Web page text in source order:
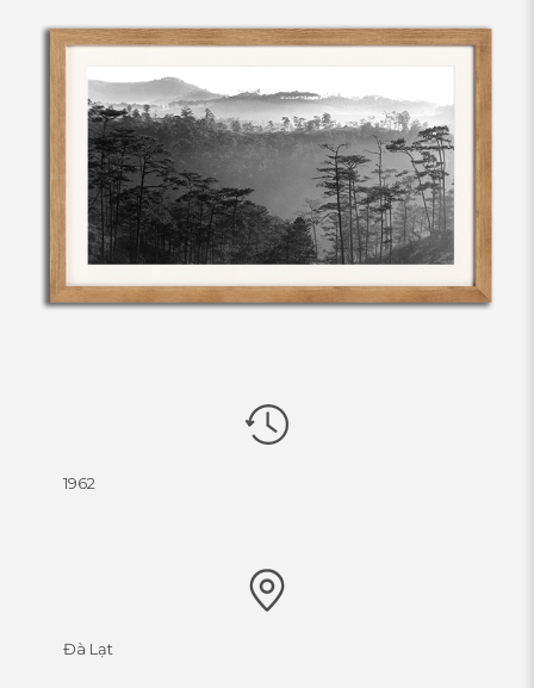
1962
Đà Lạt